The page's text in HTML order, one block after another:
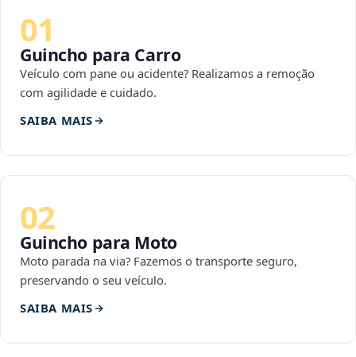
01
Guincho para Carro
Veículo com pane ou acidente? Realizamos a remoção
com agilidade e cuidado.
SAIBA MAIS
02
Guincho para Moto
Moto parada na via? Fazemos o transporte seguro,
preservando o seu veículo.
SAIBA MAIS